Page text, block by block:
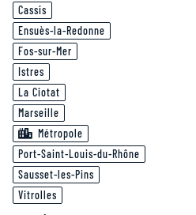
Cassis
Ensuès-la-Redonne
Fos-sur-Mer
Istres
La Ciotat
Marseille
Métropole
Port-Saint-Louis-du-Rhône
Sausset-les-Pins
Vitrolles